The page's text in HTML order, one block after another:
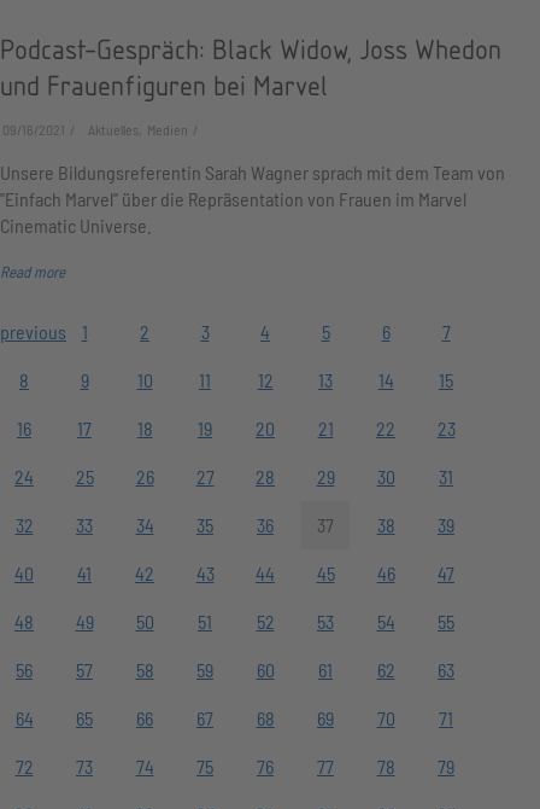
Podcast-Gespräch: Black Widow, Joss Whedon
und Frauenfiguren bei Marvel
09/16/2021 Aktuelles, Medien
Unsere Bildungsreferentin Sarah Wagner sprach mit dem Team von
"Einfach Marvel" über die Repräsentation von Frauen im Marvel
Cinematic Universe.
Read more
previous 1 2 3 4 5 6 7
8 9 10 11 12 13 14 15
16 17 18 19 20 21 22 23
24 25 26 27 28 29 30 31
32 33 34 35 36 37 38 39
40 41 42 43 44 45 46 47
48 49 50 51 52 53 54 55
56 57 58 59 60 61 62 63
64 65 66 67 68 69 70 71
72 73 74 75 76 77 78 79